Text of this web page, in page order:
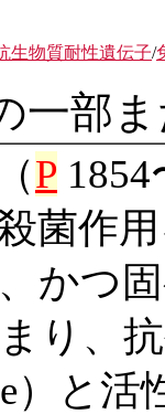
生物質耐性遺伝子/
一部
（P
菌作
かつ
り、
）と